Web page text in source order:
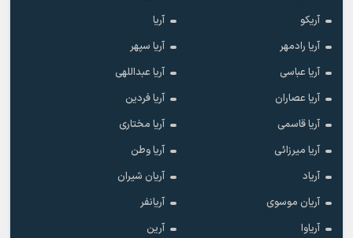
آریکو
آریا
آریا رادمهر
آریا سپهر
آریا عباسی
آریا عبداللهی
آریا عصاران
آریا فردین
آریا قاسمی
آریا مختاری
آریا میرزائی
آریا وطن
آریاد
آریان شیران
آریان موسوی
آریانفر
آریاوا
آرین